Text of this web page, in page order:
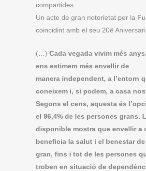
compartides.
Un acte de gran notorietat per la
coincidint amb el seu 20ê Aniversari.
(…) Cada vegada vivim més
ens estimem més envellir de
manera independent, a l’entorn
coneixem i, si podem, a casa
Segons el cens, aquesta és
el 96,4% de les persones grans.
disponible mostra que envellir a
beneficia la salut i el benestar
gran, fins i tot de les persones
troben en situació de